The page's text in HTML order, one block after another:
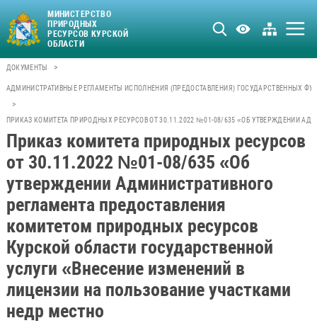
МИНИСТЕРСТВО
ПРИРОДНЫХ
РЕСУРСОВ КУРСКОЙ
ОБЛАСТИ
ДОКУМЕНТЫ >
АДМИНИСТРАТИВНЫЕ РЕГЛАМЕНТЫ ИСПОЛНЕНИЯ (ПРЕДОСТАВЛЕНИЯ) ГОСУДАРСТВЕННЫХ
>
ПРИКАЗ КОМИТЕТА ПРИРОДНЫХ РЕСУРСОВ ОТ 30.11.2022 №01-08/635 «ОБ УТВЕРЖДЕНИИ
Приказ комитета природных ресурсов
от 30.11.2022 №01-08/635 «Об
утверждении Административного
регламента предоставления
комитетом природных ресурсов
Курской области государственной
услуги «Внесение изменений в
лицензии на пользование участками
недр местно